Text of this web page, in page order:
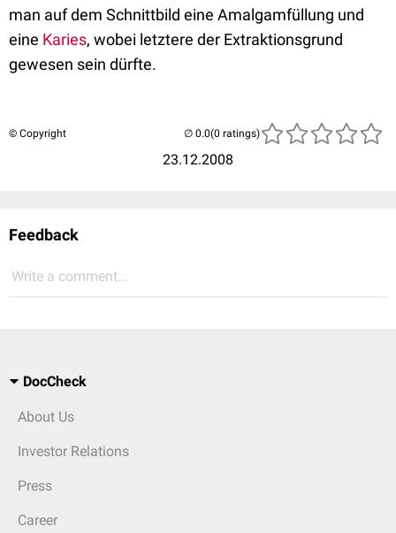
man auf dem Schnittbild eine Amalgamfüllung und
eine Karies, wobei letztere der Extraktionsgrund
gewesen sein dürfte.
© Copyright
23.12.2008
(0 ratings)
Feedback
Write a comment...
DocCheck
About Us
Investor Relations
Press
Career